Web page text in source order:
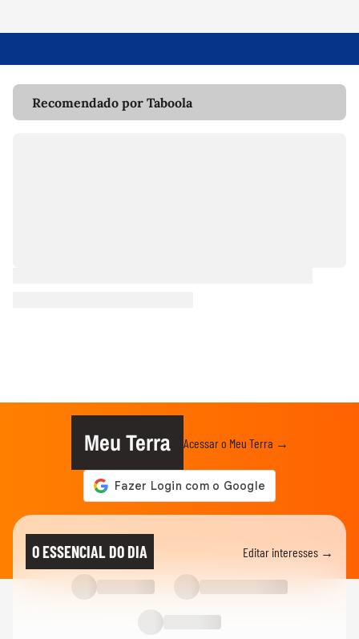
Recomendado por Taboola
Meu Terra Acessar o Meu Terra →
O ESSENCIAL DO DIA Editar interesses →